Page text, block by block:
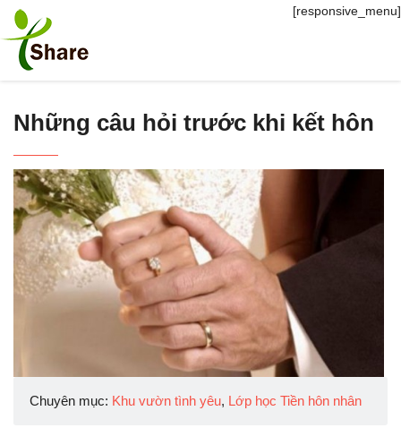
[responsive_menu]
Những câu hỏi trước khi kết hôn
Chuyên mục: Khu vườn tình yêu, Lớp học Tiền hôn nhân